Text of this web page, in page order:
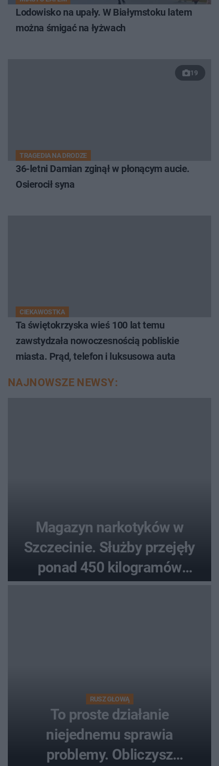
Lodowisko na upały. W Białymstoku latem
można śmigać na łyżwach
19
TRAGEDIA NA DRODZE
36-letni Damian zginął w płonącym aucie.
Osierocił syna
CIEKAWOSTKA
Ta świętokrzyska wieś 100 lat temu
zawstydzała nowoczesnością pobliskie
miasta. Prąd, telefon i luksusowa auta
NAJNOWSZE NEWSY:
Magazyn narkotyków w
Szczecinie. Służby przejęły
ponad 450 kilogramów
RUSZ GŁOWĄ
To proste działanie
niejednemu sprawia
problemy. Obliczysz